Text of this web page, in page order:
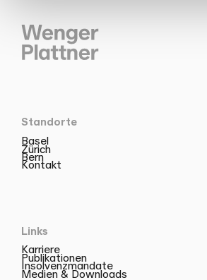
Standorte
Basel
Zürich
Bern
Kontakt
Links
Karriere
Publikationen
Insolvenzmandate
Medien & Downloads